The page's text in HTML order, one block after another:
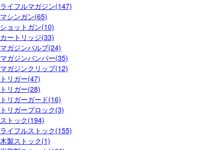
ライフルマガジン(147)
マシンガン(65)
ショットガン(10)
カートリッジ(33)
マガジンバルブ(24)
マガジンバンパー(35)
マガジンクリップ(12)
トリガー(47)
トリガー(28)
トリガーガード(16)
トリガーブロック(3)
ストック(194)
ライフルストック(155)
木製ストック(1)